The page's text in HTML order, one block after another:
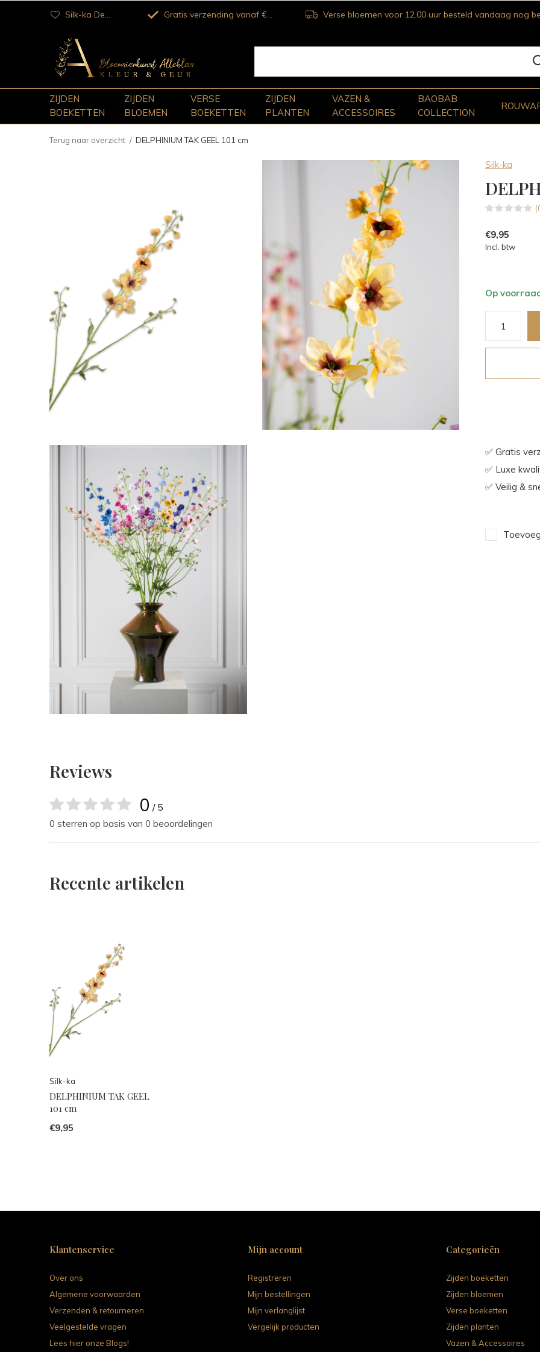
ZIJDEN
BOEKETTEN
ZIJDEN
BLOEMEN
VERSE
BOEKETTEN
ZIJDEN
PLANTEN
VAZEN &
ACCESSOIRES
BAOBAB
COLLECTION
Silk-ka Dealer Gratis verzending vanaf €100 Verse bloemen voor 12.00 uur besteld vandaag nog bezorgd!
Terug naar overzicht DELPHINIUM TAK GEEL 101 cm
Silk-ka
€9,95
Incl. btw
Op
✅ Gratis
✅ Luxe
✅ Veilig &
Reviews
0 / 5
0 sterren op basis van 0 beoordelingen
Recente artikelen
Silk-ka
DELPHINIUM TAK GEEL
101 cm
€9,95
Klantenservice
Over ons
Algemene voorwaarden
Verzenden & retourneren
Veelgestelde vragen
Lees hier onze Blogs!
Mijn account
Registreren
Mijn bestellingen
Mijn verlanglijst
Vergelijk producten
Categorieën
Zijden boeketten
Zijden bloemen
Verse boeketten
Zijden planten
Vazen & Accessoires